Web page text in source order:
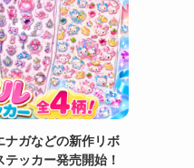
ナガなどの新作リボ
ッカー発売開始！